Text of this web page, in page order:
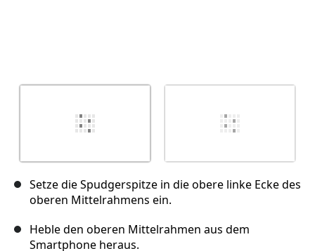
Setze die Spudgerspitze in die obere linke Ecke des
oberen Mittelrahmens ein.
Heble den oberen Mittelrahmen aus dem
Smartphone heraus.